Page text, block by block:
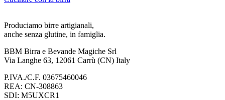
Produciamo birre artigianali,
anche senza glutine, in famiglia.
BBM Birra e Bevande Magiche Srl
Via Langhe 63, 12061 Carrù (CN) Italy
P.IVA./C.F. 03675460046
REA: CN-308863
SDI: M5UXCR1